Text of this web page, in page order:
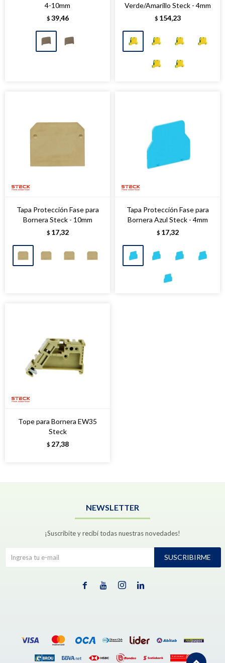
4-10mm
$ 39,46
Verde/Amarillo Steck - 4mm
$ 154,23
Tapa Protección Fase para
Bornera Steck - 10mm
$ 17,32
Tapa Protección Fase para
Bornera Azul Steck - 4mm
$ 17,32
Tope para Bornera EW35
Steck
$ 27,38
NEWSLETTER
¡Suscribite y recibí todas nuestras novedades!
SUSCRIBIRME
   